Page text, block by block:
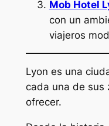
Mob Hotel
con un
viajeros
Lyon es una
cada una de sus
ofrecer.